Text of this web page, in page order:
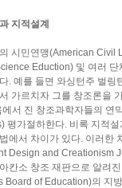
지적설계
시민연맹(American Civil
Eduction) 및 여러
. 예를 들면 와싱턴주 벌
가르치자 그를 창조론을
에서 진 창조과학자들의
평가절하한다. 비록 지적
에서 차이가 있다. 이러한
Design and Creationism
칸소 창조 재판으로 알려
Board of Education)의 지